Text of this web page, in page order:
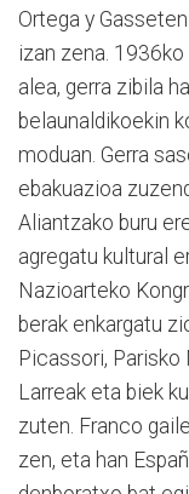
Ortega y
izan zena.
alea, gerra zibila
belaunaldikoekin
moduan. Gerra
ebakuazioa
Aliantzako buru
agregatu kultural
Nazioarteko
berak enkargatu
Picassori,
Larreak eta biek
zuten. Franco
zen, eta han